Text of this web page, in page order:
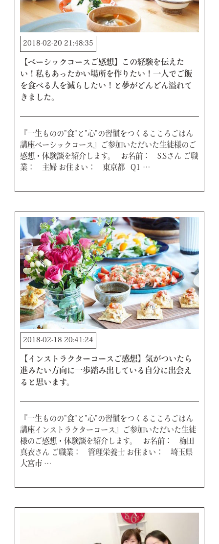
2018-02-20 21:48:35
【ベーシックコースご感想】この経験を伝えた
い！私もあったかい場所を作りたい！一人でご飯
を食べる人を減らしたい！と夢がどんどん溢れて
きました。
『一生ものの”食”と”心”の習慣をつくるこころごはん
講座ベーシックコース』ご参加いただいた生徒様のご
感想・体験談を紹介します。 お名前： S.Sさん ご職
業： 主婦 お住まい： 東京都 Q1 …
2018-02-18 20:41:24
【インストラクターコースご感想】気がついたら
進みたい方向に一歩踏み出している自分に出会え
ると思います。
『一生ものの”食”と”心”の習慣をつくるこころごはん
講座インストラクターコース』ご参加いただいた生徒
様のご感想・体験談を紹介します。 お名前： 梅田
真衣さん ご職業： 管理栄養士 お住まい： 埼玉県
大宮市 …